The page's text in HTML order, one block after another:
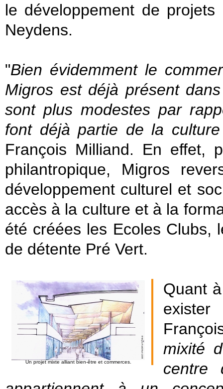
le développement de
Neydens.
"Bien évidemment le
Migros est déjà présent
sont plus modestes par
font déjà partie de la
François Milliand. En effet,
philantropique, Migros
développement culturel et
accès à la culture et à la
été créées les Ecoles Clubs,
de détente Pré Vert.
Un projet mixte alliant bien-être et commerces.
Quant
exister
mixité
centre